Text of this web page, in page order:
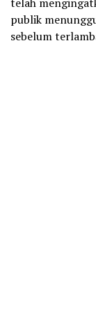
publik
sebelum